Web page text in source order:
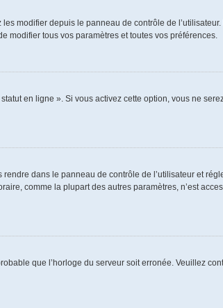
modifier depuis le panneau de contrôle de
modifier tous vos paramètres et toutes vos préférences.
en ligne ». Si vous activez cette option, vous ne
dans le panneau de contrôle de l’utilisateur et
comme la plupart des autres paramètres, n’est
que l’horloge du serveur soit erronée. Veuillez